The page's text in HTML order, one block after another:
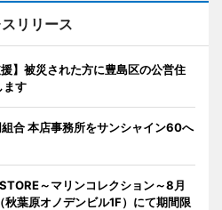
リリース
】被災された方に豊島区の公営住
ます
合 本店事務所をサンシャイン60へ
～マリンコレクション～8月
葉原オノデンビル1F）にて期間限